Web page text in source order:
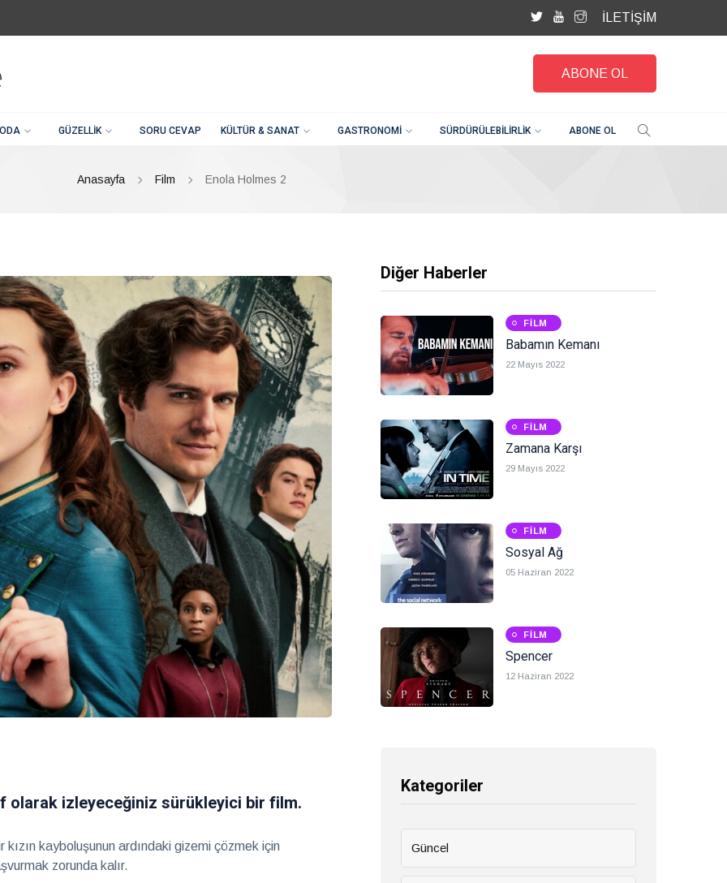
İLETİŞİM
ABONE OL
GÜZELLIK SORU CEVAP KÜLTÜR & SANAT GASTRONOMI SÜRDÜRÜLEBILIRLIK ABONE OL
Anasayfa Film Enola Holmes 2
olarak izleyeceğiniz sürükleyici bir film.
kayboluşunun ardındaki gizemi çözmek için
zorunda kalır.
Diğer Haberler
FILM
Babamın Kemanı
22 Mayıs 2022
FILM
Zamana Karşı
29 Mayıs 2022
FILM
Sosyal Ağ
05 Haziran 2022
FILM
Spencer
12 Haziran 2022
Kategoriler
Güncel